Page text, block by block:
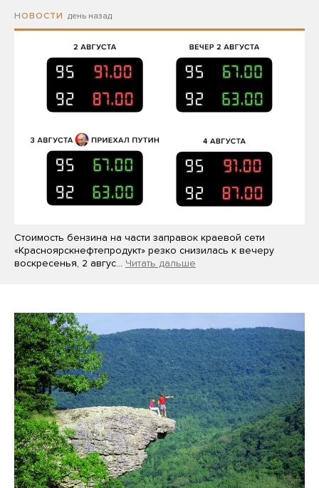
НОВОСТИ день назад
Стоимость бензина на части заправок краевой сети
«Красноярскнефтепродукт» резко снизилась к вечеру
воскресенья, 2 авгус… Читать дальше